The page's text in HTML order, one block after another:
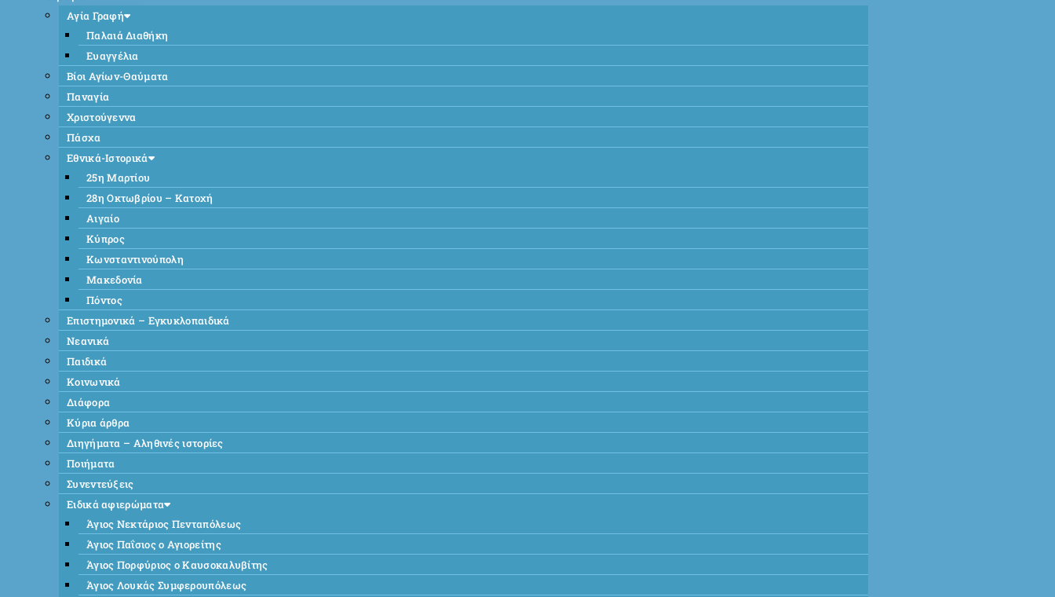
Αγία Γραφή
Παλαιά Διαθήκη
Ευαγγέλια
Βίοι Αγίων-Θαύματα
Παναγία
Χριστούγεννα
Πάσχα
Εθνικά-Ιστορικά
25η Μαρτίου
28η Οκτωβρίου – Κατοχή
Αιγαίο
Κύπρος
Κωνσταντινούπολη
Μακεδονία
Πόντος
Επιστημονικά – Εγκυκλοπαιδικά
Νεανικά
Παιδικά
Κοινωνικά
Διάφορα
Κύρια άρθρα
Διηγήματα – Αληθινές ιστορίες
Ποιήματα
Συνεντεύξεις
Ειδικά αφιερώματα
Άγιος Νεκτάριος Πενταπόλεως
Άγιος Παΐσιος ο Αγιορείτης
Άγιος Πορφύριος ο Καυσοκαλυβίτης
Άγιος Λουκάς Συμφερουπόλεως